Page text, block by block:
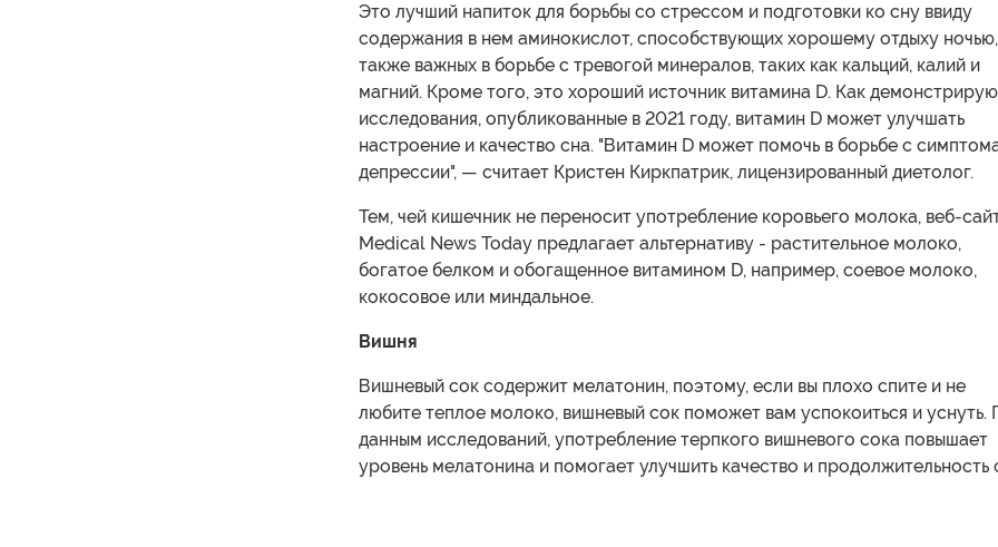
Это лучший напиток для борьбы со стрессом и подготовки ко сну ввиду
содержания в нем аминокислот, способствующих хорошему отдыху
также важных в борьбе с тревогой минералов, таких как кальций, калий и
магний. Кроме того, это хороший источник витамина D. Как
исследования, опубликованные в 2021 году, витамин D может улучшать
настроение и качество сна. "Витамин D может помочь в борьбе с
депрессии", — считает Кристен Киркпатрик, лицензированный диетолог.
Тем, чей кишечник не переносит употребление коровьего молока, веб-
Medical News Today предлагает альтернативу - растительное молоко,
богатое белком и обогащенное витамином D, например, соевое молоко,
кокосовое или миндальное.
Вишня
Вишневый сок содержит мелатонин, поэтому, если вы плохо спите и не
любите теплое молоко, вишневый сок поможет вам успокоиться и уснуть.
данным исследований, употребление терпкого вишневого сока повышает
уровень мелатонина и помогает улучшить качество и продолжительность